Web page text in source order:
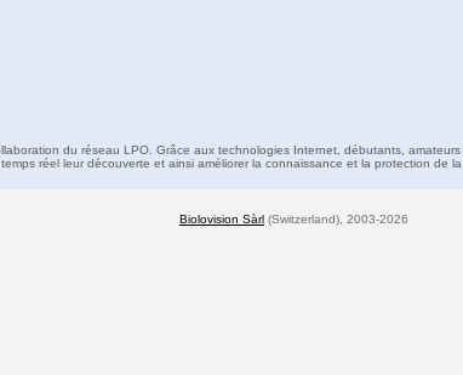
du réseau LPO. Grâce aux technologies Internet, débutants,
réel leur découverte et ainsi améliorer la connaissance et la protection de
Biolovision Sàrl (Switzerland), 2003-2026